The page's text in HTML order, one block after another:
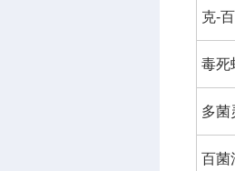
克-
毒死
多菌
百菌